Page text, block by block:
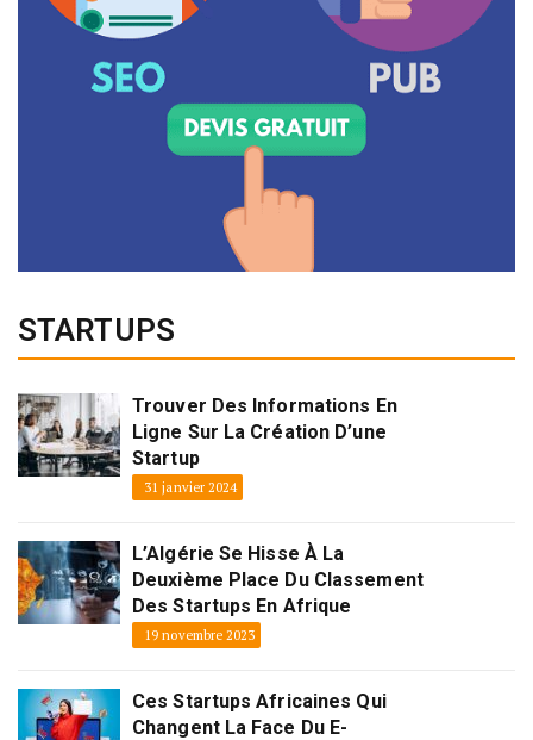
STARTUPS
Trouver Des Informations En
Ligne Sur La Création D’une
Startup
31 janvier 2024
L’Algérie Se Hisse À La
Deuxième Place Du Classement
Des Startups En Afrique
19 novembre 2023
Ces Startups Africaines Qui
Changent La Face Du E-